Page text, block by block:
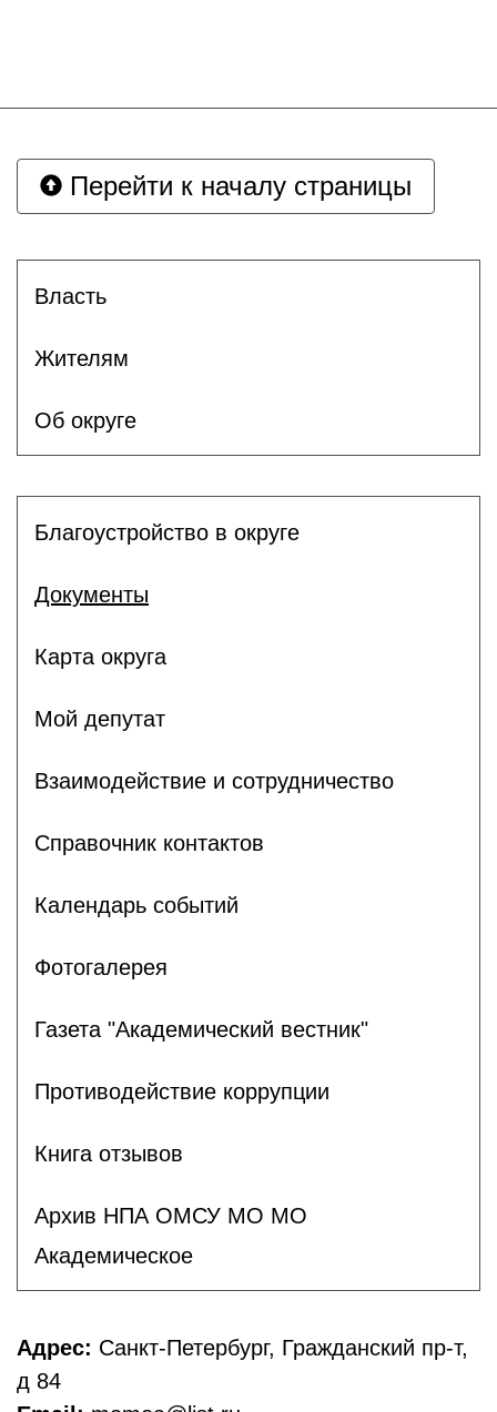
Перейти к началу страницы
Власть
Жителям
Об округе
Благоустройство в округе
Документы
Карта округа
Мой депутат
Взаимодействие и сотрудничество
Справочник контактов
Календарь событий
Фотогалерея
Газета "Академический вестник"
Противодействие коррупции
Книга отзывов
Архив НПА ОМСУ МО МО
Академическое
Адрес: Санкт-Петербург, Гражданский пр-т,
д 84